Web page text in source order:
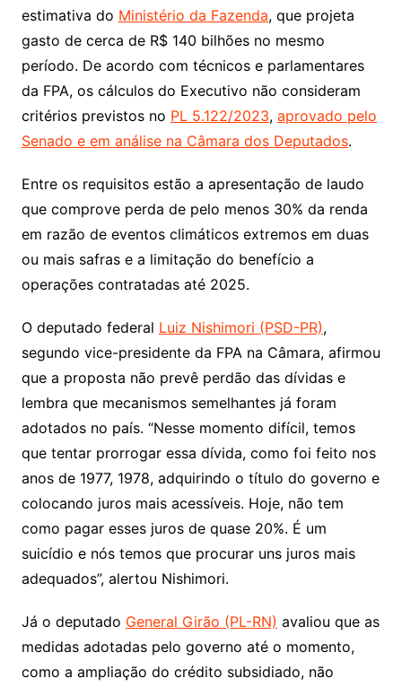
estimativa do Ministério da Fazenda, que projeta
gasto de cerca de R$ 140 bilhões no mesmo
período. De acordo com técnicos e parlamentares
da FPA, os cálculos do Executivo não consideram
critérios previstos no PL 5.122/2023, aprovado pelo
Senado e em análise na Câmara dos Deputados.
Entre os requisitos estão a apresentação de laudo
que comprove perda de pelo menos 30% da renda
em razão de eventos climáticos extremos em duas
ou mais safras e a limitação do benefício a
operações contratadas até 2025.
O deputado federal Luiz Nishimori (PSD-PR),
segundo vice-presidente da FPA na Câmara, afirmou
que a proposta não prevê perdão das dívidas e
lembra que mecanismos semelhantes já foram
adotados no país. “Nesse momento difícil, temos
que tentar prorrogar essa dívida, como foi feito nos
anos de 1977, 1978, adquirindo o título do governo e
colocando juros mais acessíveis. Hoje, não tem
como pagar esses juros de quase 20%. É um
suicídio e nós temos que procurar uns juros mais
adequados”, alertou Nishimori.
Já o deputado General Girão (PL-RN) avaliou que as
medidas adotadas pelo governo até o momento,
como a ampliação do crédito subsidiado, não